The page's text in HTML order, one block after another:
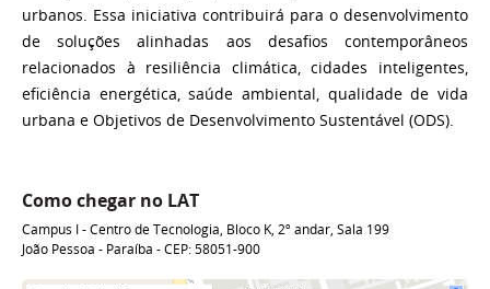
urbanos. Essa iniciativa contribuirá para o desenvolvimento
de soluções alinhadas aos desafios contemporâneos
relacionados à resiliência climática, cidades inteligentes,
eficiência energética, saúde ambiental, qualidade de vida
urbana e Objetivos de Desenvolvimento Sustentável (ODS).
Como chegar no LAT
Campus I -Centro de Tecnologia, Bloco K, 2º andar, Sala 199
João Pessoa - Paraíba - CEP: 58051-900